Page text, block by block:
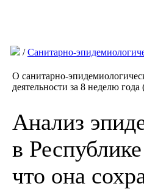
/Санитарно-
О санитарно-
деятельности за 8 неделю
Анализ
в
что она